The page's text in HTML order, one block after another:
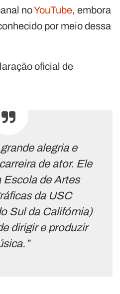
noYouTube, embora
por meio dessa
oficial de
alegria e
de ator. Ele
Escola de Artes
da USC
Sul da Califórnia)
dirigir e produzir